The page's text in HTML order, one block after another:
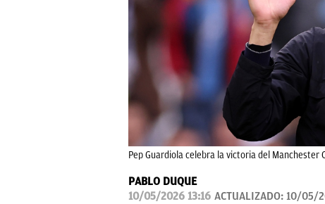
Pep Guardiola celebra la victoria del
PABLO DUQUE
10/05/2026 13:16 ACTUALIZADO: 10/05/